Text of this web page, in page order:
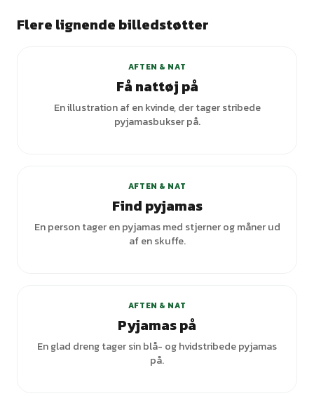
Flere lignende billedstøtter
AFTEN & NAT
Få nattøj på
En illustration af en kvinde, der tager stribede
pyjamasbukser på.
AFTEN & NAT
Find pyjamas
En person tager en pyjamas med stjerner og måner ud
af en skuffe.
AFTEN & NAT
Pyjamas på
En glad dreng tager sin blå- og hvidstribede pyjamas
på.